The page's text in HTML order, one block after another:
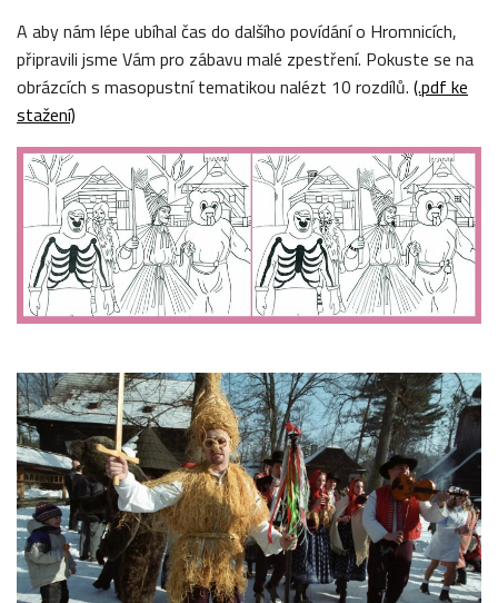
A aby nám lépe ubíhal čas do dalšího povídání o Hromnicích,
připravili jsme Vám pro zábavu malé zpestření. Pokuste se na
obrázcích s masopustní tematikou nalézt 10 rozdílů. (.pdf ke
stažení)